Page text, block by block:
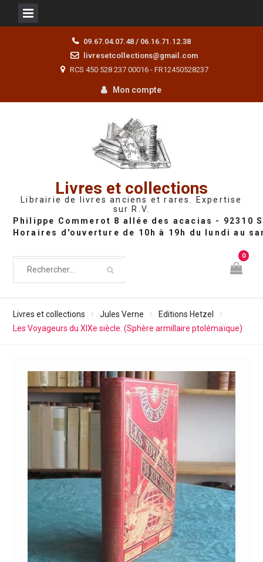
09.67.04.07.48 / 06.16.71.12.38
livresetcollections@gmail.com
RCS 450 528 237 00016 - FR12450528237
Mon compte
Livres et collections
Librairie de livres anciens et rares. Expertise
sur R.V.
0
Livres et collections Jules Verne
Editions Hetzel
Les Voyageurs du XIXe siècle. (Sphère armillaire ptolémaïque)